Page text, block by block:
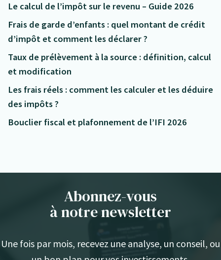
Le calcul de l’impôt sur le revenu – Guide 2026
Frais de garde d’enfants : quel montant de crédit
d’impôt et comment les déclarer ?
Taux de prélèvement à la source : définition, calcul
et modification
Les frais réels : comment les calculer et les déduire
des impôts ?
Bouclier fiscal et plafonnement de l’IFI 2026
Abonnez-vous
à notre newsletter
Une fois par mois, recevez une analyse, un conseil, ou